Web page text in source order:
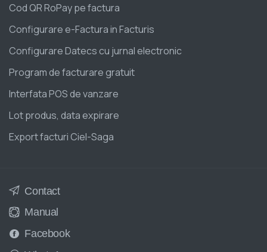
Cod QR RoPay pe factura
Configurare e-Factura in Facturis
Configurare Datecs cu jurnal electronic
Program de facturare gratuit
Interfata POS de vanzare
Lot produs, data expirare
Export facturi Ciel-Saga
Contact
Manual
Facebook